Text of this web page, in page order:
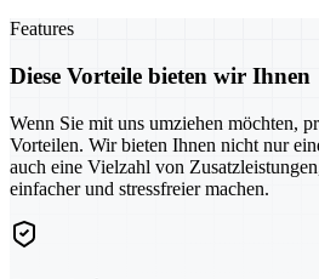
Features
Diese Vorteile bieten wir Ihnen
Wenn Sie mit uns umziehen möchten,
Vorteilen. Wir bieten Ihnen nicht nur
auch eine Vielzahl von
einfacher und stressfreier machen.